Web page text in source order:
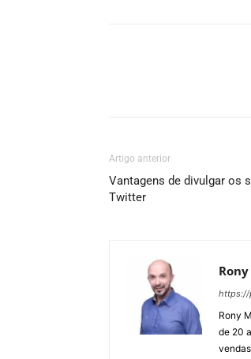
Artigo anterior
Vantagens de divulgar os
Twitter
https://
Rony
de 20